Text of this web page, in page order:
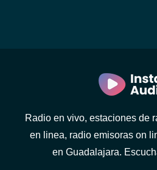
Radio en vivo, estaciones de
en linea, radio emisoras on
en Guadalajara.